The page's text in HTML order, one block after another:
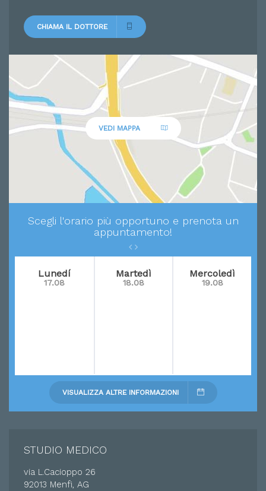
CHIAMA IL DOTTORE
VEDI MAPPA
Scegli l'orario più opportuno e prenota un
appuntamento!
Lunedí
17.08
Martedì
18.08
Mercoledì
19.08
VISUALIZZA ALTRE INFORMAZIONI
STUDIO MEDICO
via L.Cacioppo 26
92013 Menfi, AG